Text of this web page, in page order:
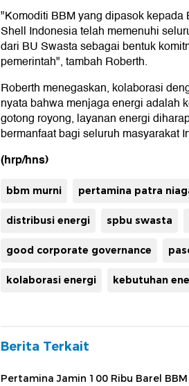
"Komoditi BBM yang dipasok
Shell Indonesia telah memenuhi
dari BU Swasta sebagai bentuk
pemerintah", tambah Roberth.
Roberth menegaskan, kolaborasi
nyata bahwa menjaga energi adalah
gotong royong, layanan energi
bermanfaat bagi seluruh masyarakat
(hrp/hns)
bbm murni pertamina patra
distribusi energi spbu swasta
good corporate governance
kolaborasi energi kebutuhan
Berita Terkait
Pertamina Jamin 100 Ribu Barel